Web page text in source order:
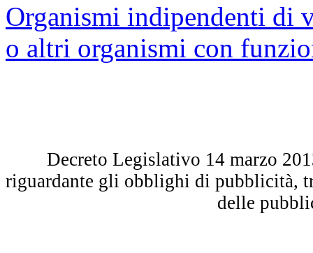
Organismi indipendenti di
o altri organismi con
Decreto Legislativo 14 marzo
riguardante gli obblighi di pubblicità,
delle